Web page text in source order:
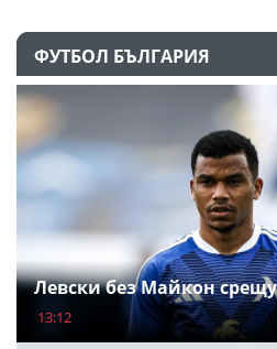
ФУТБОЛ БЪЛГАРИЯ
Левски без Майкон
13:12